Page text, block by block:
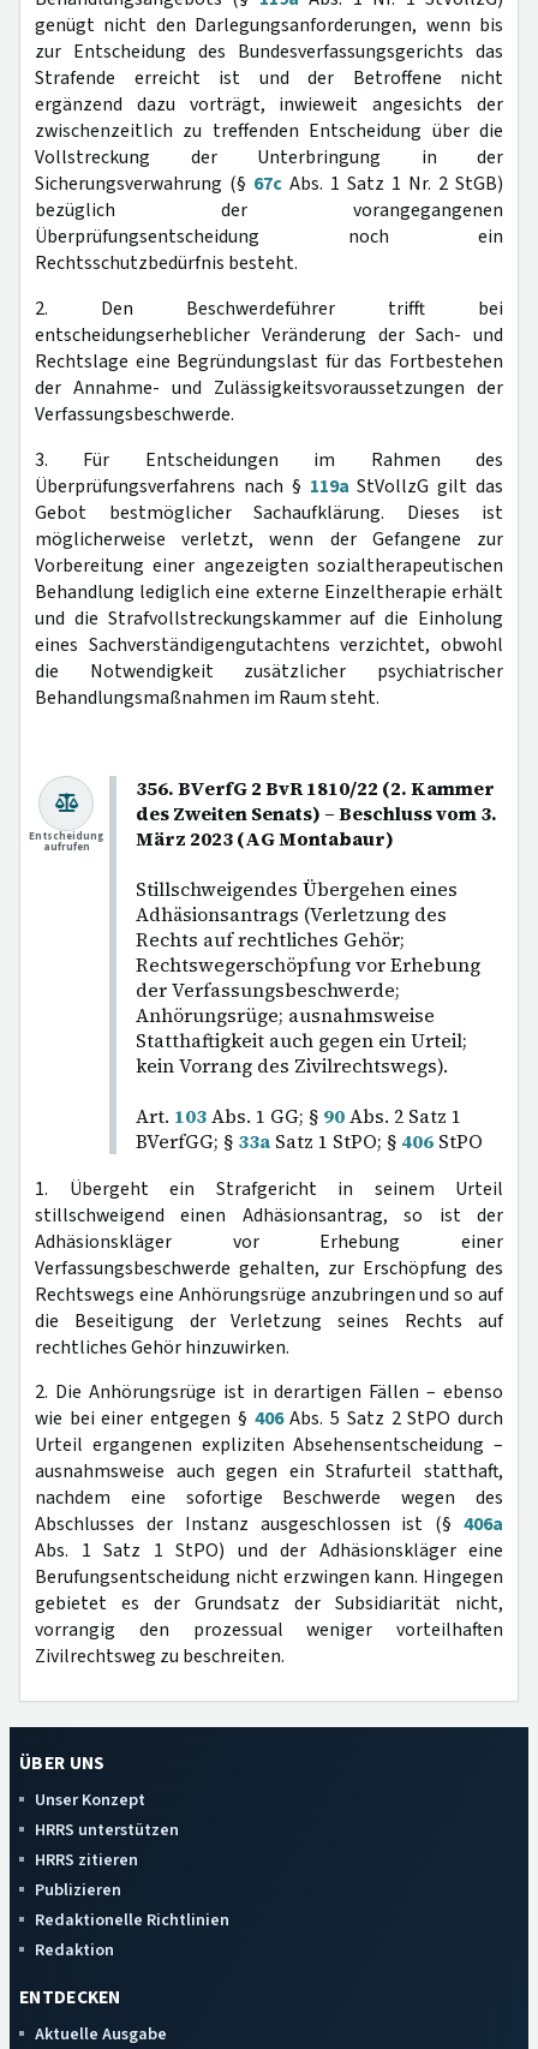
genügt nicht den Darlegungsanforderungen, wenn bis
zur Entscheidung des Bundesverfassungsgerichts das
Strafende erreicht ist und der Betroffene nicht
ergänzend dazu vorträgt, inwieweit angesichts der
zwischenzeitlich zu treffenden Entscheidung über die
Vollstreckung der Unterbringung in der
Sicherungsverwahrung (§ 67c Abs. 1 Satz 1 Nr. 2 StGB)
bezüglich der vorangegangenen
Überprüfungsentscheidung noch ein
Rechtsschutzbedürfnis besteht.
2. Den Beschwerdeführer trifft bei
entscheidungserheblicher Veränderung der Sach- und
Rechtslage eine Begründungslast für das Fortbestehen
der Annahme- und Zulässigkeitsvoraussetzungen der
Verfassungsbeschwerde.
3. Für Entscheidungen im Rahmen des
Überprüfungsverfahrens nach § 119a StVollzG gilt das
Gebot bestmöglicher Sachaufklärung. Dieses ist
möglicherweise verletzt, wenn der Gefangene zur
Vorbereitung einer angezeigten sozialtherapeutischen
Behandlung lediglich eine externe Einzeltherapie erhält
und die Strafvollstreckungskammer auf die Einholung
eines Sachverständigengutachtens verzichtet, obwohl
die Notwendigkeit zusätzlicher psychiatrischer
Behandlungsmaßnahmen im Raum steht.
356. BVerfG 2 BvR 1810/22 (2. Kammer
des Zweiten Senats) – Beschluss vom 3.
März 2023 (AG Montabaur)
Stillschweigendes Übergehen eines
Adhäsionsantrags (Verletzung des
Rechts auf rechtliches Gehör;
Rechtswegerschöpfung vor Erhebung
der Verfassungsbeschwerde;
Anhörungsrüge; ausnahmsweise
Statthaftigkeit auch gegen ein Urteil;
kein Vorrang des Zivilrechtswegs).
Art. 103Abs. 1 GG; § 90Abs. 2 Satz 1
BVerfGG; § 33a Satz 1 StPO; § 406 StPO
Entscheidung
aufrufen
1. Übergeht ein Strafgericht in seinem Urteil
stillschweigend einen Adhäsionsantrag, so ist der
Adhäsionskläger vor Erhebung einer
Verfassungsbeschwerde gehalten, zur Erschöpfung des
Rechtswegs eine Anhörungsrüge anzubringen und so auf
die Beseitigung der Verletzung seines Rechts auf
rechtliches Gehör hinzuwirken.
2. Die Anhörungsrüge ist in derartigen Fällen – ebenso
wie bei einer entgegen § 406Abs. 5 Satz 2 StPO durch
Urteil ergangenen expliziten Absehensentscheidung –
ausnahmsweise auch gegen ein Strafurteil statthaft,
nachdem eine sofortige Beschwerde wegen des
Abschlusses der Instanz ausgeschlossen ist (§ 406a
Abs. 1 Satz 1 StPO) und der Adhäsionskläger eine
Berufungsentscheidung nicht erzwingen kann. Hingegen
gebietet es der Grundsatz der Subsidiarität nicht,
vorrangig den prozessual weniger vorteilhaften
Zivilrechtsweg zu beschreiten.
ÜBER UNS
Unser Konzept
HRRS unterstützen
HRRS zitieren
Publizieren
Redaktionelle Richtlinien
Redaktion
ENTDECKEN
Aktuelle Ausgabe